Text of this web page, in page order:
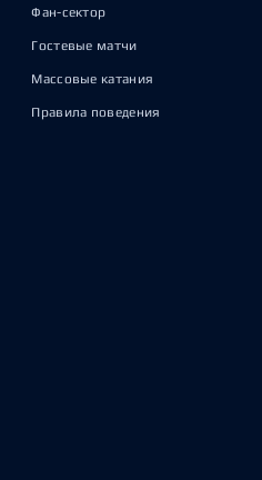
Фан-сектор
Гостевые матчи
Массовые катания
Правила поведения